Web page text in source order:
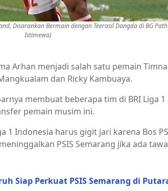
Disarankan Bermain dengan Teerasil Dangda di BG
Istimewa)
Arhan menjadi salah satu pemain
dan Ricky Kambuaya.
membuat beberapa tim di BRI Liga
pemain musim ini.
1 Indonesia harus gigit jari karena Bos
PSIS Semarang jika ada
Siap Perkuat PSIS Semarang di